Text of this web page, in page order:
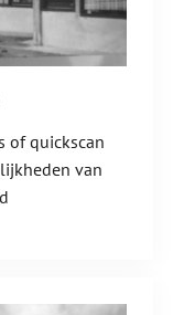
of quickscan
van